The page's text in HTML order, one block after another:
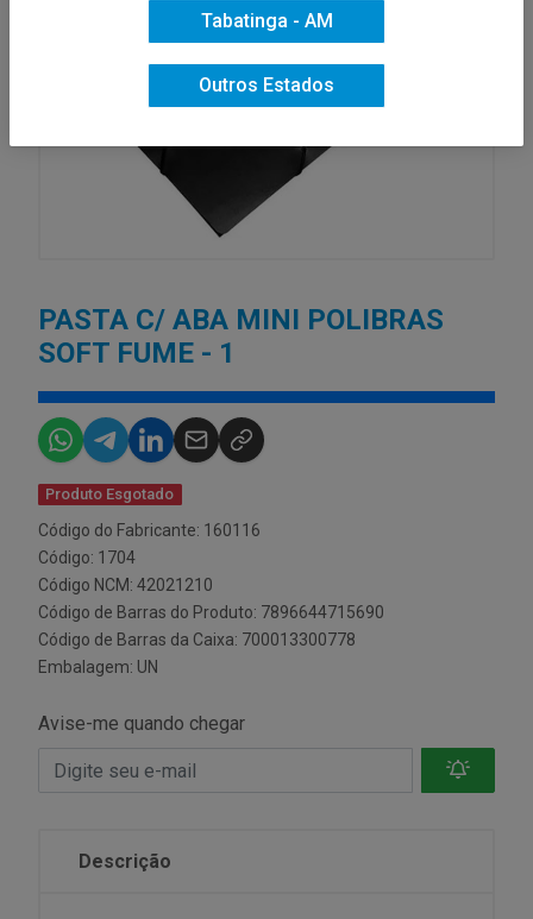
PASTA C/ ABA MINI POLIBRAS
SOFT FUME - 1
Produto Esgotado
Código do Fabricante: 160116
Código: 1704
Código NCM: 42021210
Código de Barras do Produto: 7896644715690
Código de Barras da Caixa: 700013300778
Embalagem: UN
Avise-me quando chegar
Descrição
Tabatinga - AM
Outros Estados